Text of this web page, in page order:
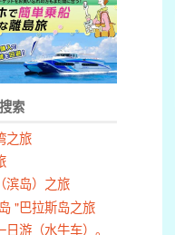
索
之旅
滨岛）之旅
"巴拉斯岛之旅
游（水牛车）。